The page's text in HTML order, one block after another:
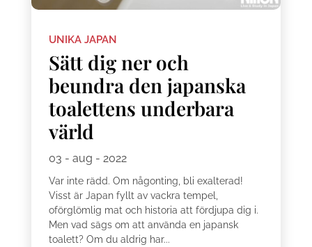
UNIKA JAPAN
Sätt dig ner och
beundra den japanska
toalettens underbara
värld
03 - aug - 2022
Var inte rädd. Om någonting, bli exalterad!
Visst är Japan fyllt av vackra tempel,
oförglömlig mat och historia att fördjupa dig i.
Men vad sägs om att använda en japansk
toalett? Om du aldrig har...